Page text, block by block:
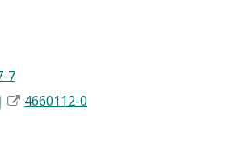
7
|
4660112-0